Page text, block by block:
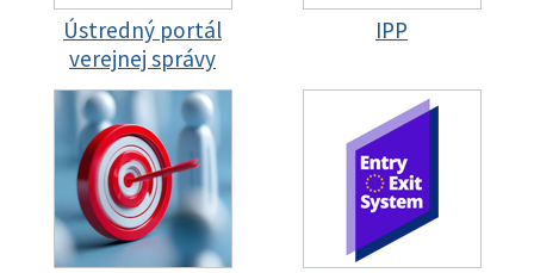
Ústredný portál
verejnej správy
IPP